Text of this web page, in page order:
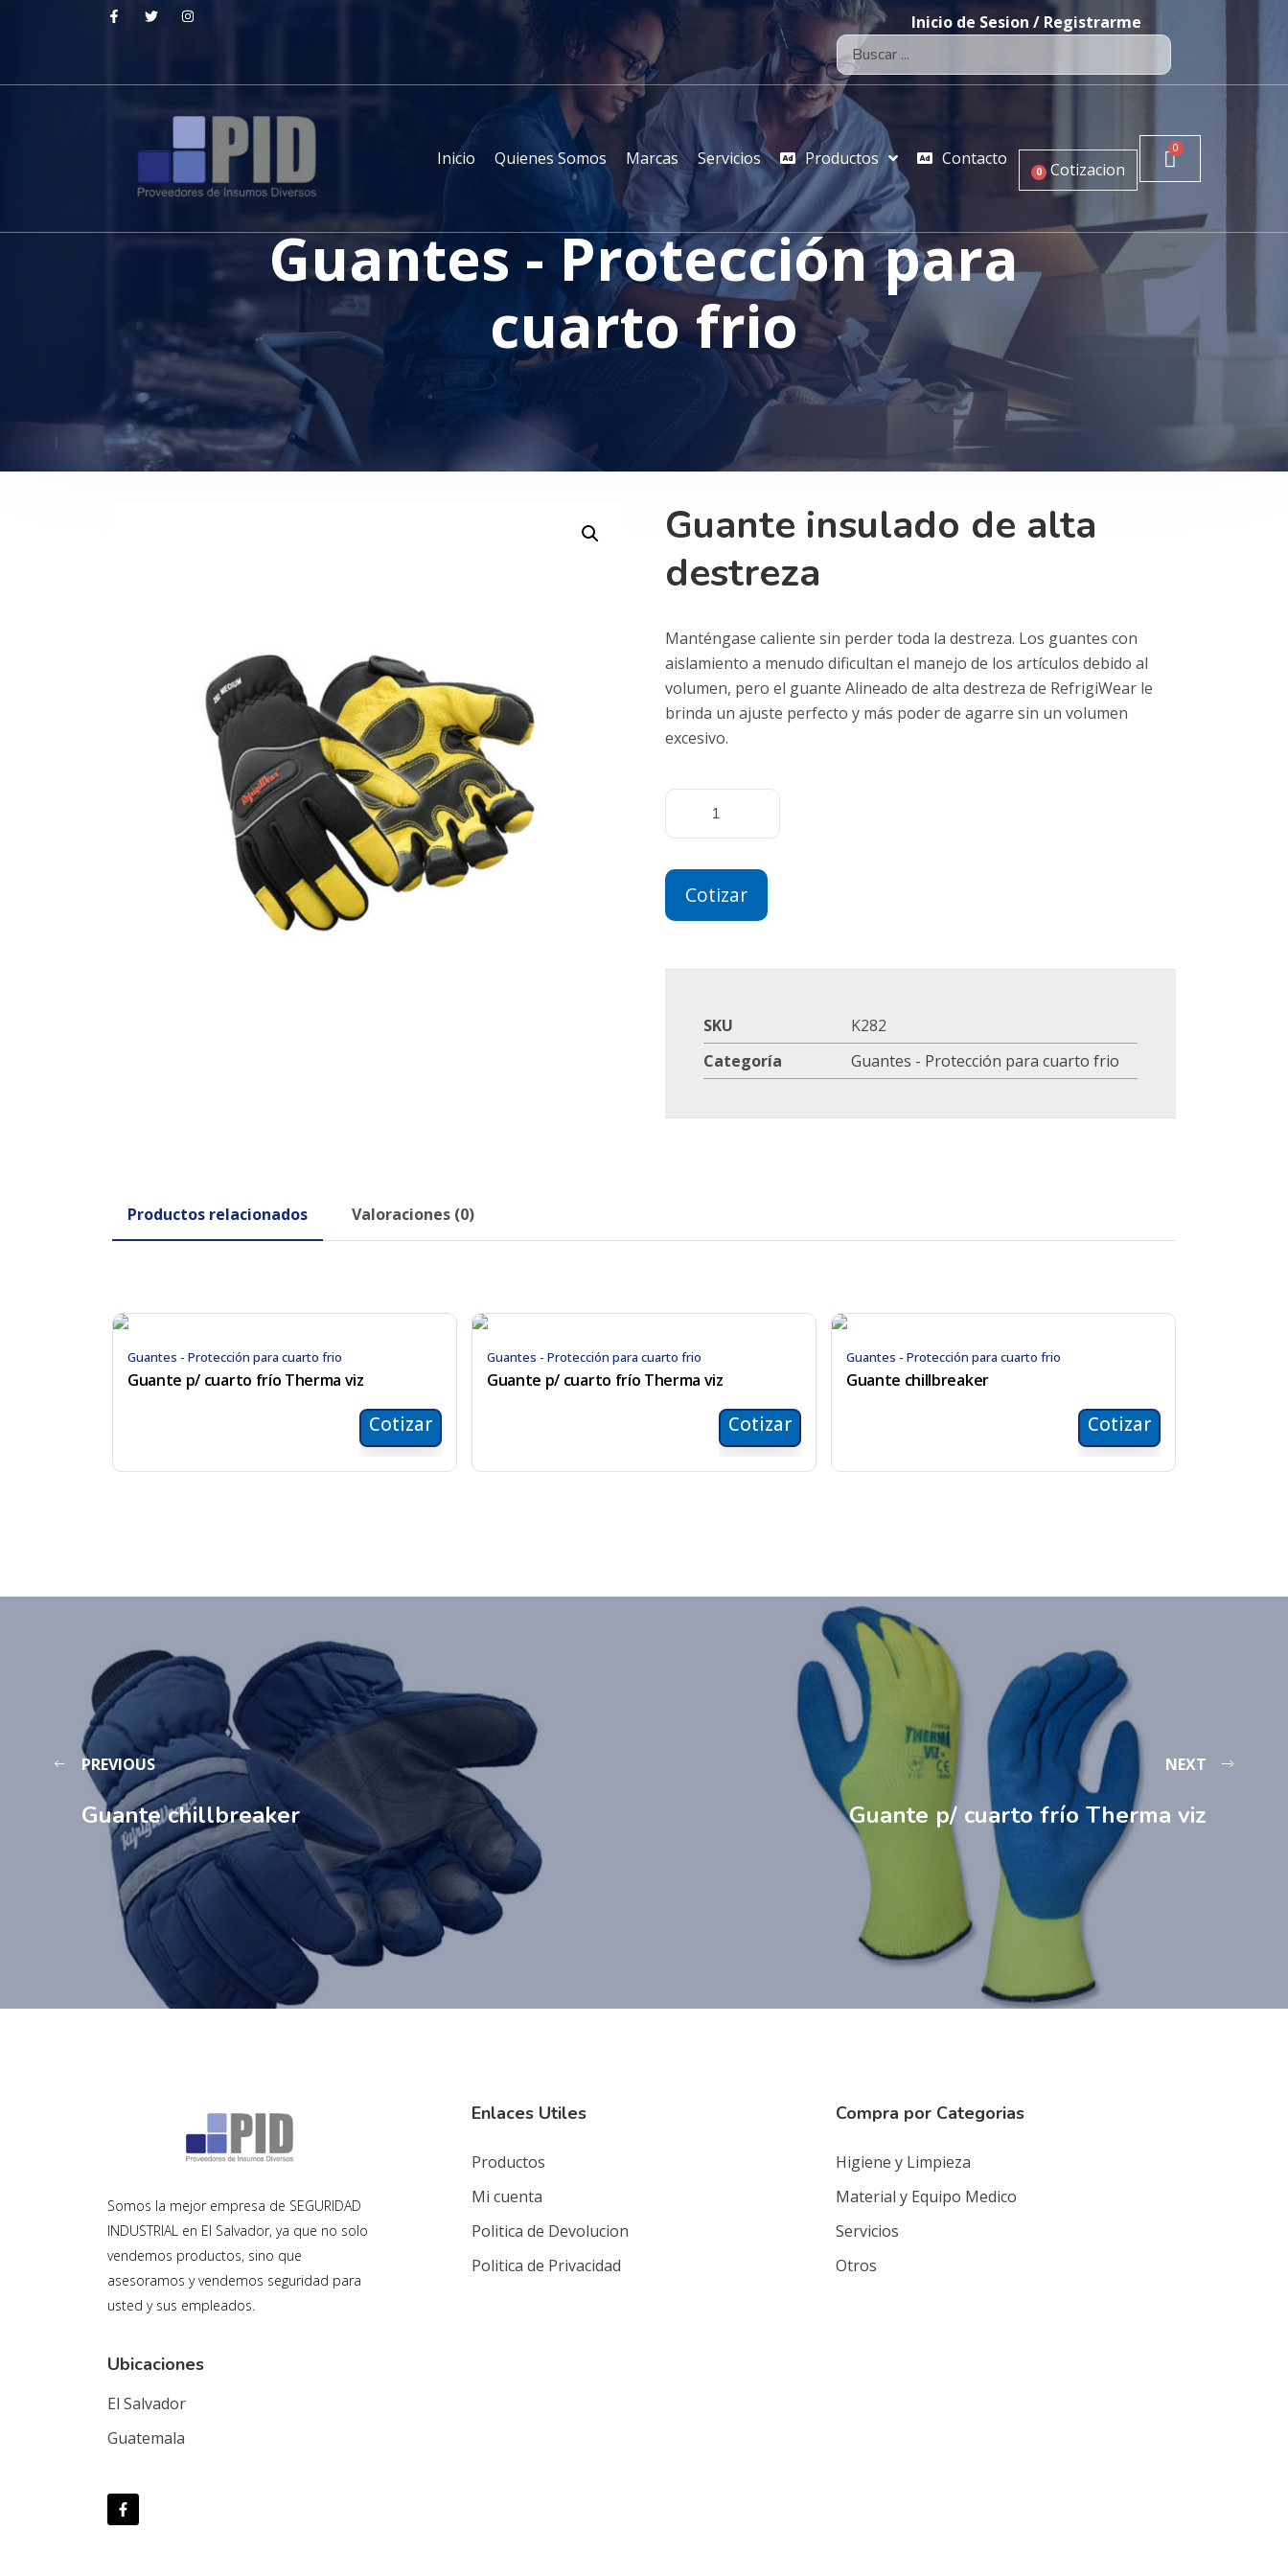
Inicio de Sesion / Registrarme
Inicio Quienes Somos Marcas Servicios Productos Contacto
0 Cotizacion
Guantes - Protección para
cuarto frio
Guante insulado de alta
destreza
Manténgase caliente sin perder toda la destreza. Los guantes con
aislamiento a menudo dificultan el manejo de los artículos debido al
volumen, pero el guante Alineado de alta destreza de RefrigiWear le
brinda un ajuste perfecto y más poder de agarre sin un volumen
excesivo.
Cotizar
SKU
K282
Categoría
Guantes - Protección para cuarto frio
Productos relacionados Valoraciones (0)
Guantes - Protección para cuarto frio
Guante p/ cuarto frío Therma viz
Cotizar
Guantes - Protección para cuarto frio
Guante p/ cuarto frío Therma viz
Cotizar
Guantes - Protección para cuarto frio
Guante chillbreaker
Cotizar
PREVIOUS
Guante chillbreaker
NEXT
Guante p/ cuarto frío Therma viz
Somos la mejor empresa de SEGURIDAD
INDUSTRIAL en El Salvador, ya que no solo
vendemos productos, sino que
asesoramos y vendemos seguridad para
usted y sus empleados.
Ubicaciones
El Salvador
Guatemala
Enlaces Utiles
Productos
Mi cuenta
Politica de Devolucion
Politica de Privacidad
Compra por Categorias
Higiene y Limpieza
Material y Equipo Medico
Servicios
Otros